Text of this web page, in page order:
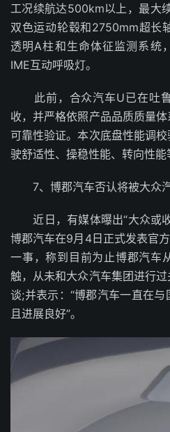
工况续航达500km以上，最大
双色运动轮毂和2750mm超长
透明A柱和生命体征监测系统
IME互动呼吸灯。
此前，合众汽车U已在吐鲁
收，并严格依照产品品质质量
可靠性验证。本次底盘性能调
驶舒适性、操稳性能、转向性能
7、博郡汽车否认将被大众汽
近日，有媒体曝出“大众或
博郡汽车在9月4日正式发表官
一事，称到目前为止博郡汽车
触，从未和大众汽车集团进行
谈;并表示：“博郡汽车一直在与
且进展良好”。